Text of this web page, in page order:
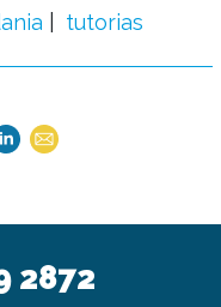
tutorias
2872